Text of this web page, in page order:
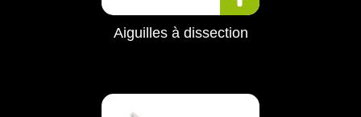
Aiguilles à dissection